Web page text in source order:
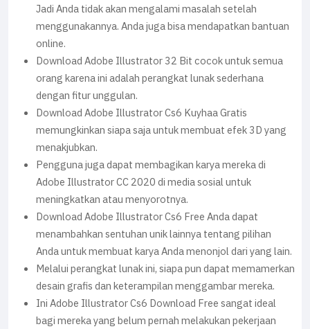
Jadi Anda tidak akan mengalami masalah setelah
menggunakannya. Anda juga bisa mendapatkan bantuan
online.
Download Adobe Illustrator 32 Bit cocok untuk semua
orang karena ini adalah perangkat lunak sederhana
dengan fitur unggulan.
Download Adobe Illustrator Cs6 Kuyhaa Gratis
memungkinkan siapa saja untuk membuat efek 3D yang
menakjubkan.
Pengguna juga dapat membagikan karya mereka di
Adobe Illustrator CC 2020 di media sosial untuk
meningkatkan atau menyorotnya.
Download Adobe Illustrator Cs6 Free Anda dapat
menambahkan sentuhan unik lainnya tentang pilihan
Anda untuk membuat karya Anda menonjol dari yang lain.
Melalui perangkat lunak ini, siapa pun dapat memamerkan
desain grafis dan keterampilan menggambar mereka.
Ini Adobe Illustrator Cs6 Download Free sangat ideal
bagi mereka yang belum pernah melakukan pekerjaan